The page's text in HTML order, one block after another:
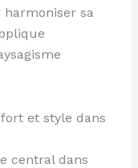
sa
et style dans
central dans